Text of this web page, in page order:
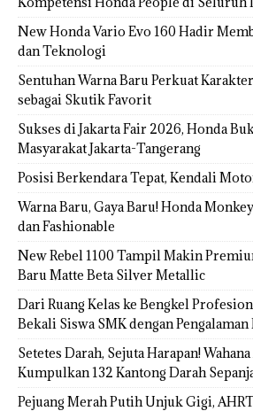
New Honda Vario Evo 160 Hadir
dan Teknologi
Sentuhan Warna Baru Perkuat
sebagai Skutik Favorit
Sukses di Jakarta Fair 2026, Honda
Masyarakat Jakarta-Tangerang
Posisi Berkendara Tepat, Kendali
Warna Baru, Gaya Baru! Honda
dan Fashionable
New Rebel 1100 Tampil Makin
Baru Matte Beta Silver Metallic
Dari Ruang Kelas ke Bengkel
Bekali Siswa SMK dengan
Setetes Darah, Sejuta Harapan!
Kumpulkan 132 Kantong Darah
Pejuang Merah Putih Unjuk Gigi,